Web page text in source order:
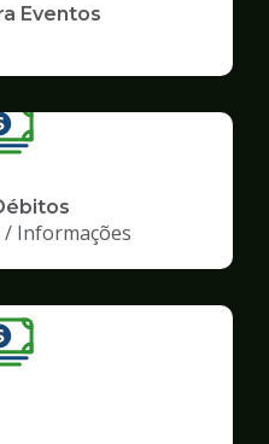
Eventos
/ Informações